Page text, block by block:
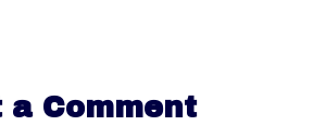
a Comment